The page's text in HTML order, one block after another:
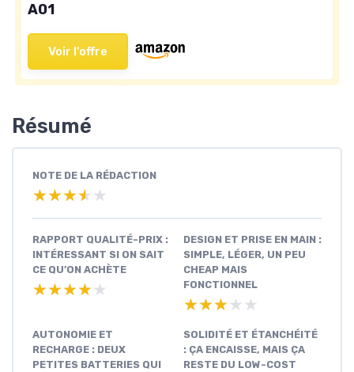
A01
Voir l'offre
Résumé
NOTE DE LA RÉDACTION
★★★★★
★★★★★
RAPPORT QUALITÉ-PRIX :
INTÉRESSANT SI ON SAIT
CE QU’ON ACHÈTE
★★★★★
★★★★★
DESIGN ET PRISE EN MAIN :
SIMPLE, LÉGER, UN PEU
CHEAP MAIS
FONCTIONNEL
★★★★★
★★★★★
AUTONOMIE ET
RECHARGE : DEUX
PETITES BATTERIES QUI
SOLIDITÉ ET ÉTANCHÉITÉ
: ÇA ENCAISSE, MAIS ÇA
RESTE DU LOW-COST